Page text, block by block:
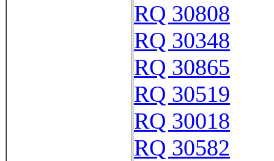
RQ 30808
RQ 30348
RQ 30865
RQ 30519
RQ 30018
RQ 30582